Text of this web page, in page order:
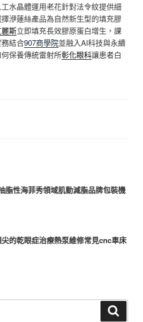
水晶體運用老花針對法令紋提供細
洢蓮絲產品為自然新生型的填充膠
麗斯立即填充長效膠原蛋白增生，課
結合907商學院並融入AI科技與永續
保養傳統雷射所彰化眼科讓患者白
脂性海菲秀領域肌動減脂品牌包裝機
的乾眼症治療熱泵維修常見cnc車床